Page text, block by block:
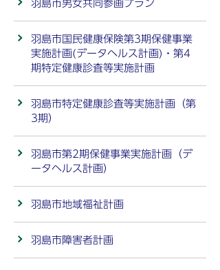
羽島市男女共同参画プラン
羽島市国民健康保険第3期保健事業
実施計画(データヘルス計画)・第4
期特定健康診査等実施計画
羽島市特定健康診査等実施計画（第
3期）
羽島市第2期保健事業実施計画（デ
ータヘルス計画）
羽島市地域福祉計画
羽島市障害者計画